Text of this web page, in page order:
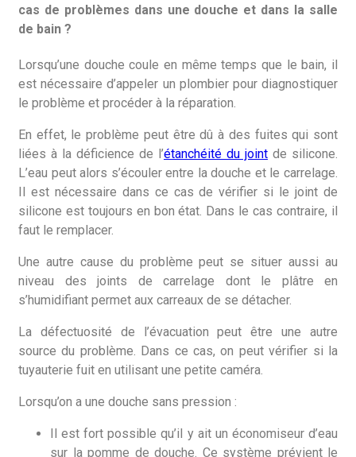
cas de problèmes dans une douche et dans la salle
de bain ?
Lorsqu’une douche coule en même temps que le bain, il
est nécessaire d’appeler un plombier pour diagnostiquer
le problème et procéder à la réparation.
En effet, le problème peut être dû à des fuites qui sont
liées à la déficience de l’étanchéité du joint de silicone.
L’eau peut alors s’écouler entre la douche et le carrelage.
Il est nécessaire dans ce cas de vérifier si le joint de
silicone est toujours en bon état. Dans le cas contraire, il
faut le remplacer.
Une autre cause du problème peut se situer aussi au
niveau des joints de carrelage dont le plâtre en
s’humidifiant permet aux carreaux de se détacher.
La défectuosité de l’évacuation peut être une autre
source du problème. Dans ce cas, on peut vérifier si la
tuyauterie fuit en utilisant une petite caméra.
Lorsqu’on a une douche sans pression :
Il est fort possible qu’il y ait un économiseur d’eau
sur la pomme de douche. Ce système prévient le